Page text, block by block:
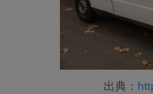
出典：